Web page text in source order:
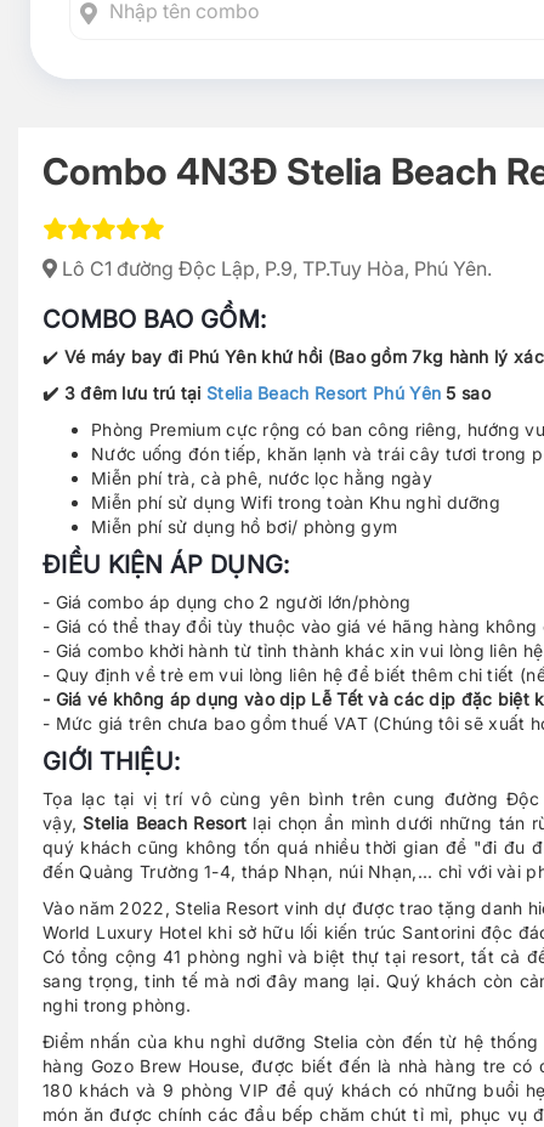
Combo 4N3Đ Stelia Beach
Lô C1 đường Độc Lập, P.9, TP.Tuy Hòa, Phú Yên.
COMBO BAO GỒM:
✔️ Vé máy bay đi Phú Yên khứ hồi (Bao gồm 7kg hành lý
✔️ 3 đêm lưu trú tại Stelia Beach Resort Phú Yên 5 sao
Phòng Premium cực rộng có ban công riêng, hướng
Nước uống đón tiếp, khăn lạnh và trái cây tươi trong
Miễn phí trà, cà phê, nước lọc hằng ngày
Miễn phí sử dụng Wifi trong toàn Khu nghỉ dưỡng
Miễn phí sử dụng hồ bơi/ phòng gym
ĐIỀU KIỆN ÁP DỤNG:
- Giá combo áp dụng cho 2 người lớn/phòng
- Giá có thể thay đổi tùy thuộc vào giá vé hãng hàng
- Giá combo khởi hành từ tỉnh thành khác xin vui lòng liên
- Quy định về trẻ em vui lòng liên hệ để biết thêm chi tiết
- Giá vé không áp dụng vào dịp Lễ Tết và các dịp đặc biệt
- Mức giá trên chưa bao gồm thuế VAT (Chúng tôi sẽ xuất
GIỚI THIỆU:
Tọa lạc tại vị trí vô cùng yên bình trên cung đường
vậy, Stelia Beach Resort lại chọn ẩn mình dưới những tán
quý khách cũng không tốn quá nhiều thời gian để "đi đu
đến Quảng Trường 1-4, tháp Nhạn, núi Nhạn,... chỉ với vài
Vào năm 2022, Stelia Resort vinh dự được trao tặng danh
World Luxury Hotel khi sở hữu lối kiến trúc Santorini độc
Có tổng cộng 41 phòng nghỉ và biệt thự tại resort, tất cả
sang trọng, tinh tế mà nơi đây mang lại. Quý khách còn
nghi trong phòng.
Điểm nhấn của khu nghỉ dưỡng Stelia còn đến từ hệ
hàng Gozo Brew House, được biết đến là nhà hàng tre
180 khách và 9 phòng VIP để quý khách có những buổi
món ăn được chính các đầu bếp chăm chút tỉ mỉ, phục vụ